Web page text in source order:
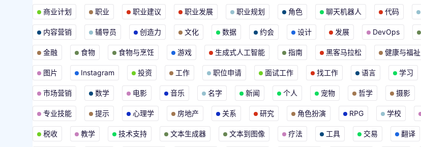
商业计划 职业 职业建议 职业发展 职业规划 角色 聊天机器人 代码
内容营销 辅导员 创造力 文化 数据 约会 设计 发展 DevOps
金融 食物 食物与烹饪 游戏 生成式人工智能 指南 黑客马拉松 健康与福祉
图片 Instagram 投资 工作 职位申请 面试工作 找工作 语言 学习
市场营销 数学 电影 音乐 名字 新闻 个人 宠物 哲学 摄影
专业技能 提示 心理学 房地产 关系 研究 角色扮演 RPG 学校
税收 教学 技术支持 文本生成器 文本到图像 疗法 工具 交易 翻译